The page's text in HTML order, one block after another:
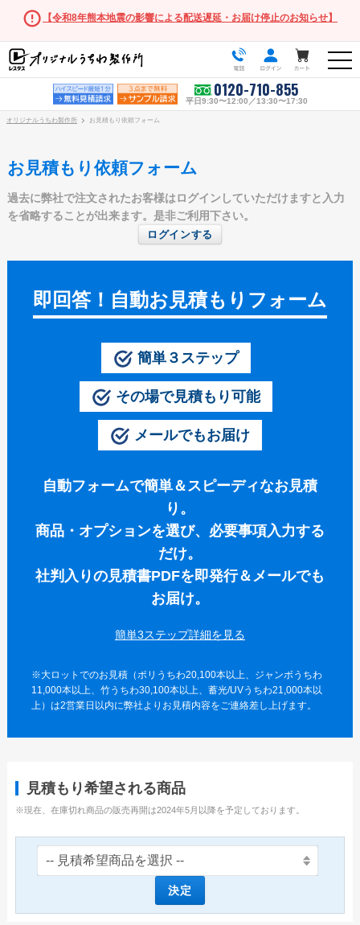
【令和8年熊本地震の影響による配送遅延・お届け停止のお知らせ】
0120-710-855
平日9:30〜12:00／13:30〜17:30
うちわ商品一覧
ポリうちわ（Mサイズ）
ポリうちわ（Sサイズ）
ポリうちわ（XSサイズ）
伝統⽵うちわ（オリジナル）
きらめきうちわ（Mサイズ）
クリアうちわ（Mサイズ）
紙うちわ
紙うちわ ハート型
紙うちわ ユニフォーム型
紙うちわ パンダ・くま型
エコ紙うちわ（ジュニア）
エコ紙うちわ（オリジナル）
UVうちわ（Mサイズ）
UVうちわ（XSサイズ）
オリジナルうちわ製作所 お見積もり依頼フォーム
お見積もり依頼フォーム
過去に弊社で注文されたお客様はログインしていただけますと入力
を省略することが出来ます。是非ご利用下さい。
ログインする
即回答！自動お見積もりフォーム
簡単３ステップ
その場で見積もり可能
メールでもお届け
自動フォームで簡単＆スピーディなお見積
り。
商品・オプションを選び、必要事項入力する
だけ。
社判入りの見積書PDFを即発行＆メールでも
お届け。
簡単3ステップ詳細を
※大ロットでのお見積（ポリうちわ20,100本以上、ジャンボうちわ
11,000本以上、竹うちわ30,100本以上、蓄光/UVうちわ21,000本以
上）は2営業日以内に弊社よりお見積内容をご連絡差し上げます。
見積もり希望される商品
※現在、在庫切れ商品の販売再開は2024年5月以降を予定しております。
決定